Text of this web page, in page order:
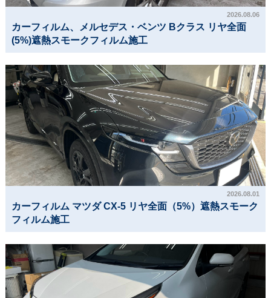
2026.08.06
カーフィルム、メルセデス・ベンツ Bクラス リヤ全面
(5%)遮熱スモークフィルム施工
2026.08.01
カーフィルム マツダ CX-5 リヤ全面（5%）遮熱スモーク
フィルム施工